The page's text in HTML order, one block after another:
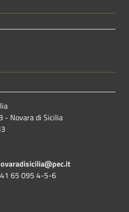
- Novara di Sicilia
65 095 4-5-6